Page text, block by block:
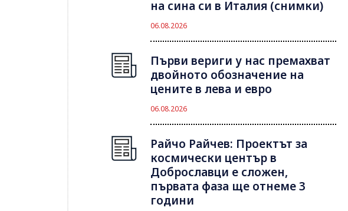
на сина си в Италия (снимки)
06.08.2026
Първи вериги у нас премахват
двойното обозначение на
цените в лева и евро
06.08.2026
Райчо Райчев: Проектът за
космически център в
Доброславци е сложен,
първата фаза ще отнеме 3
години